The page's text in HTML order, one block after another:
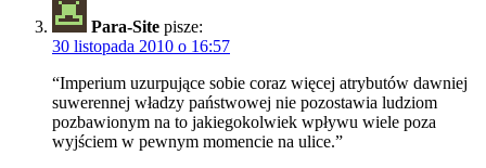
Para-Site pisze:
30 listopada 2010 o 16:57
“Imperium uzurpujące sobie coraz więcej atrybutów dawniej
suwerennej władzy państwowej nie pozostawia ludziom
pozbawionym na to jakiegokolwiek wpływu wiele poza
wyjściem w pewnym momencie na ulice.”